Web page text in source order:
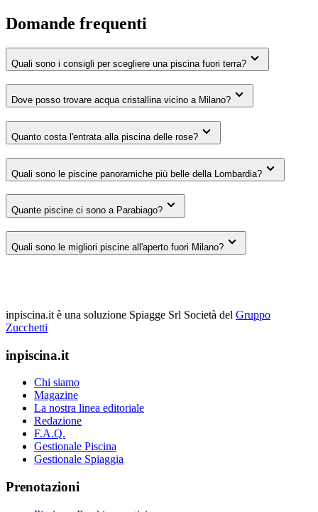
Domande frequenti
Quali sono i consigli per scegliere una piscina fuori terra?
Dove posso trovare acqua cristallina vicino a Milano?
Quanto costa l'entrata alla piscina delle rose?
Quali sono le piscine panoramiche più belle della Lombardia?
Quante piscine ci sono a Parabiago?
Quali sono le migliori piscine all'aperto fuori Milano?
inpiscina.it è una soluzione Spiagge Srl Società del Gruppo
Zucchetti
inpiscina.it
Chi siamo
Magazine
La nostra linea editoriale
Redazione
F.A.Q.
Gestionale Piscina
Gestionale Spiaggia
Prenotazioni